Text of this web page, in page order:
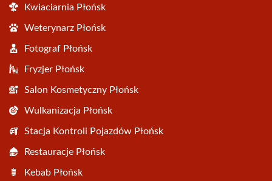
Kwiaciarnia Płońsk
Weterynarz Płońsk
Fotograf Płońsk
Fryzjer Płońsk
Salon Kosmetyczny Płońsk
Wulkanizacja Płońsk
Stacja Kontroli Pojazdów Płońsk
Restauracje Płońsk
Kebab Płońsk